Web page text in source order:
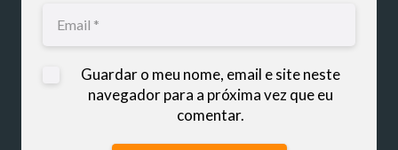
Guardar o meu nome, email e site neste
navegador para a próxima vez que eu
comentar.